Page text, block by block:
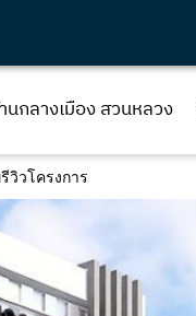
กลางเมือง สวนหลวง
วิวโครงการ